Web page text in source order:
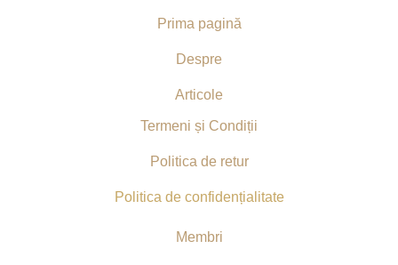
Prima pagină
Despre
Articole
Termeni și Condiții
Politica de retur
Politica de confidențialitate
Membri